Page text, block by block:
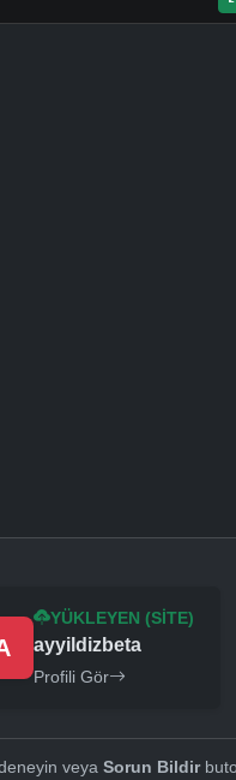
YÜKLEYEN (SITE)
ayyildizbeta
Profili Gör
veya Sorun Bildir